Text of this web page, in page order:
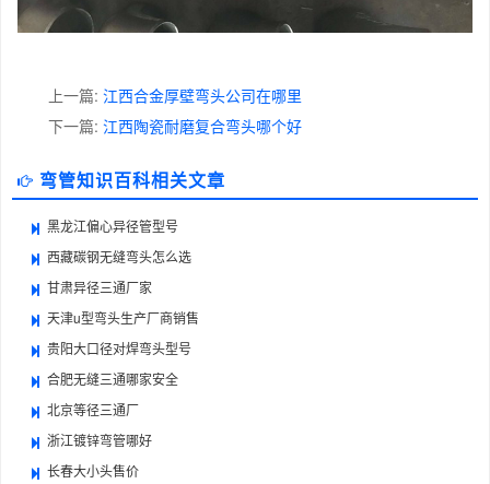
上一篇: 江西合金厚壁弯头公司在哪里
下一篇: 江西陶瓷耐磨复合弯头哪个好
弯管知识百科相关文章
黑龙江偏心异径管型号
西藏碳钢无缝弯头怎么选
甘肃异径三通厂家
天津u型弯头生产厂商销售
贵阳大口径对焊弯头型号
合肥无缝三通哪家安全
北京等径三通厂
浙江镀锌弯管哪好
长春大小头售价